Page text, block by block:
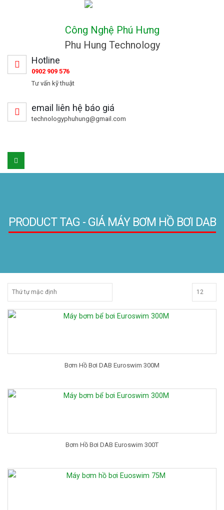
Công Nghệ Phú Hưng
Phu Hung Technology
Hotline
0902 909 576
Tư vấn kỹ thuật
email liên hệ báo giá
technologyphuhung@gmail.com
PRODUCT TAG - GIÁ MÁY BƠM HỒ BƠI DAB
Bơm Hồ Bơi DAB Euroswim 300M
Bơm Hồ Bơi DAB Euroswim 300T